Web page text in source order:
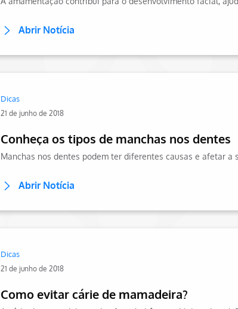
Abrir Notícia
Dicas
21 de junho de 2018
Conheça os tipos de manchas nos dentes
Abrir Notícia
Dicas
21 de junho de 2018
Como evitar cárie de mamadeira?